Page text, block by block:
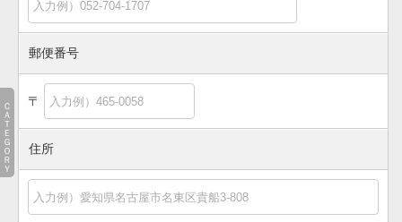
郵便番号
〒
住所
ＣＡＴＥＧＯＲＹ